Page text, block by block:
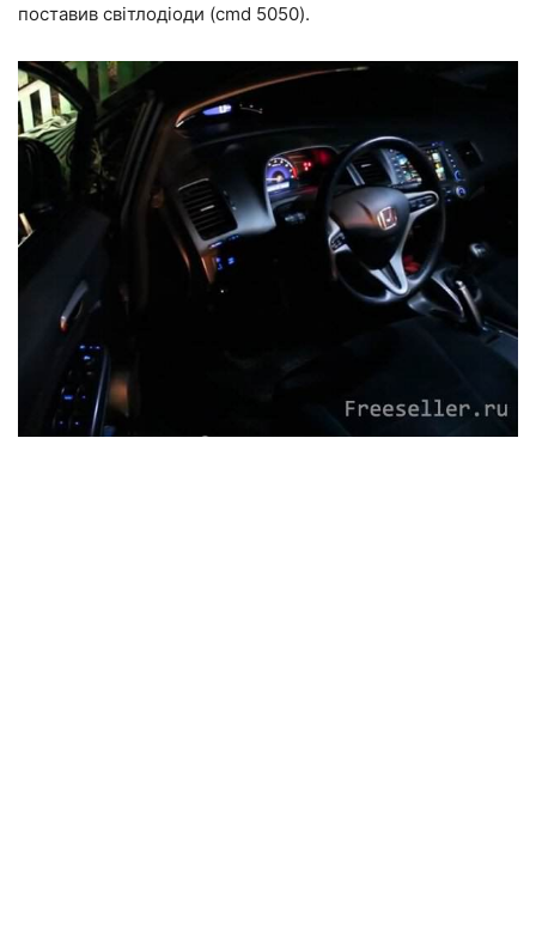
поставив світлодіоди (cmd 5050).